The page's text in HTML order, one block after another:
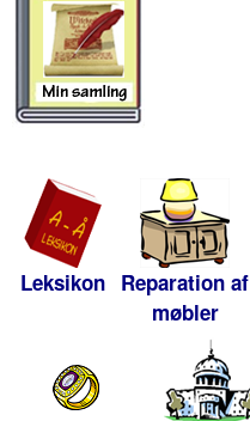
Leksikon Reparation af
møbler